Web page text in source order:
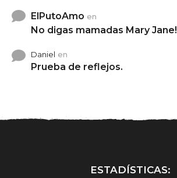
ElPutoAmo en
No digas mamadas Mary Jane!
Daniel en
Prueba de reflejos.
ESTADÍSTICAS: